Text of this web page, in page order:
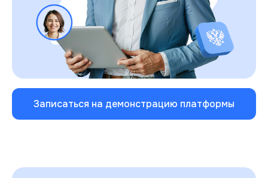
Записаться на демонстрацию платформы